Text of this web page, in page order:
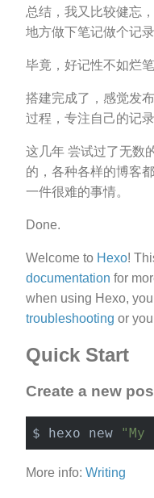
总结，我又比较健忘
地方做下笔记做个记录
毕竟，好记性不如烂
搭建完成了，感觉发
过程，专注自己的记录
这几年 尝试过了无数
的，各种各样的博客
一件很难的事情。
Done.
Welcome to Hexo!
documentation for
when using Hexo,
troubleshooting or
Quick Start
Create a new
$ hexo new "My
More info: Writing